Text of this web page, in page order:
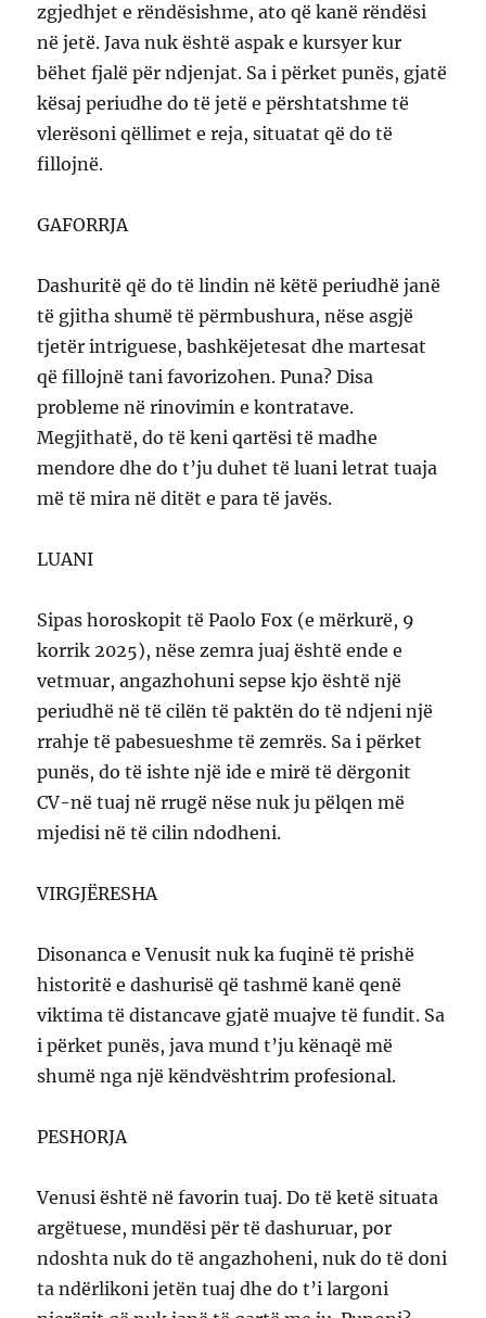
zgjedhjet e rëndësishme, ato që kanë rëndësi
në jetë. Java nuk është aspak e kursyer kur
bëhet fjalë për ndjenjat. Sa i përket punës, gjatë
kësaj periudhe do të jetë e përshtatshme të
vlerësoni qëllimet e reja, situatat që do të
fillojnë.
GAFORRJA
Dashuritë që do të lindin në këtë periudhë janë
të gjitha shumë të përmbushura, nëse asgjë
tjetër intriguese, bashkëjetesat dhe martesat
që fillojnë tani favorizohen. Puna? Disa
probleme në rinovimin e kontratave.
Megjithatë, do të keni qartësi të madhe
mendore dhe do t’ju duhet të luani letrat tuaja
më të mira në ditët e para të javës.
LUANI
Sipas horoskopit të Paolo Fox (e mërkurë, 9
korrik 2025), nëse zemra juaj është ende e
vetmuar, angazhohuni sepse kjo është një
periudhë në të cilën të paktën do të ndjeni një
rrahje të pabesueshme të zemrës. Sa i përket
punës, do të ishte një ide e mirë të dërgonit
CV-në tuaj në rrugë nëse nuk ju pëlqen më
mjedisi në të cilin ndodheni.
VIRGJËRESHA
Disonanca e Venusit nuk ka fuqinë të prishë
historitë e dashurisë që tashmë kanë qenë
viktima të distancave gjatë muajve të fundit. Sa
i përket punës, java mund t’ju kënaqë më
shumë nga një këndvështrim profesional.
PESHORJA
Venusi është në favorin tuaj. Do të ketë situata
argëtuese, mundësi për të dashuruar, por
ndoshta nuk do të angazhoheni, nuk do të doni
ta ndërlikoni jetën tuaj dhe do t’i largoni